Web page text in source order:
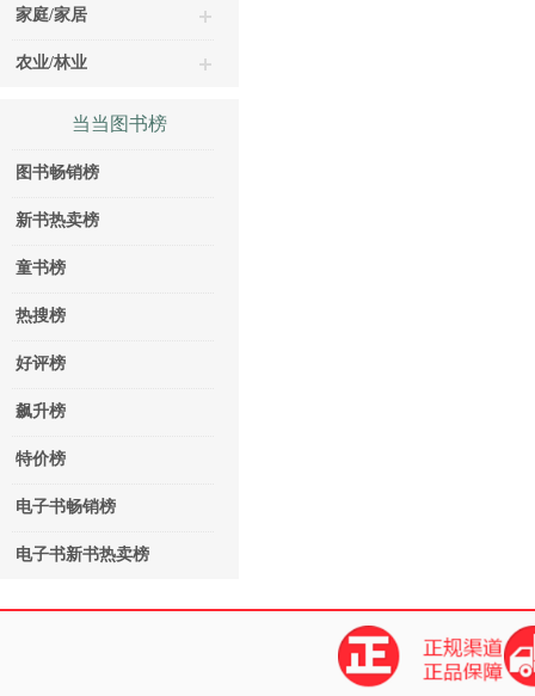
家庭/家居
农业/林业
当当图书榜
图书畅销榜
新书热卖榜
童书榜
热搜榜
好评榜
飙升榜
特价榜
电子书畅销榜
电子书新书热卖榜